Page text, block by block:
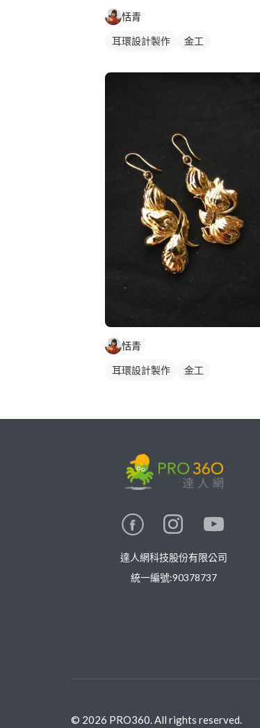
恬青
耳環設計製作 金工
恬青
耳環設計製作 金工
達人網科技股份有限公司
統一編號:90378737
© 2026 PRO360. All rights reserved.